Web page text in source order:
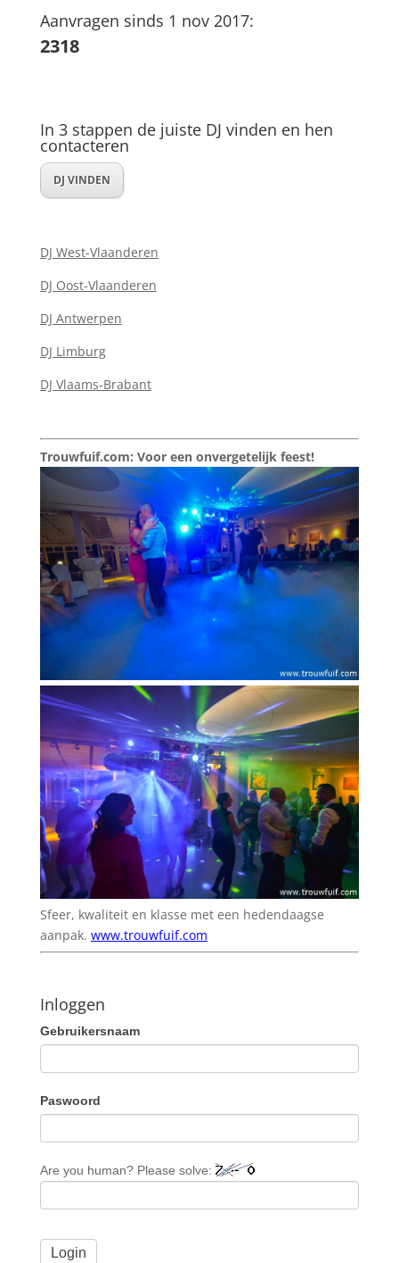
Aanvragen sinds 1 nov 2017:
2318
In 3 stappen de juiste DJ vinden en hen
contacteren
DJ VINDEN
DJ West-Vlaanderen
DJ Oost-Vlaanderen
DJ Antwerpen
DJ Limburg
DJ Vlaams-Brabant
Trouwfuif.com: Voor een onvergetelijk feest!
Sfeer, kwaliteit en klasse met een hedendaagse
aanpak. www.trouwfuif.com
Inloggen
Gebruikersnaam
Paswoord
Are you human? Please solve: